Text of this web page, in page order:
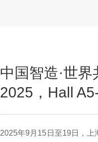
中国智造·世
2025，Hall
2025年9月15日至19日，上